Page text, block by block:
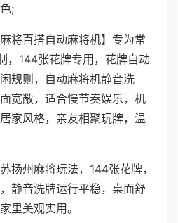
;
将百搭自动麻将机】专为常
，144张花牌专用，花牌自动
规则，自动麻将机静音洗
宽敞，适合慢节奏娱乐，机
家风格，亲友相聚玩牌，温
扬州麻将玩法，144张花牌，
静音洗牌运行平稳，桌面舒
里美观实用。